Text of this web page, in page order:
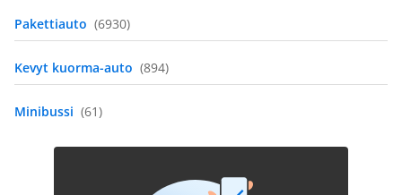
(6930)
(894)
(61)